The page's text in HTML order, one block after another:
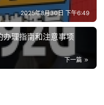
2025年8月30日 下午6:49
办理指南和注意事项
下一篇